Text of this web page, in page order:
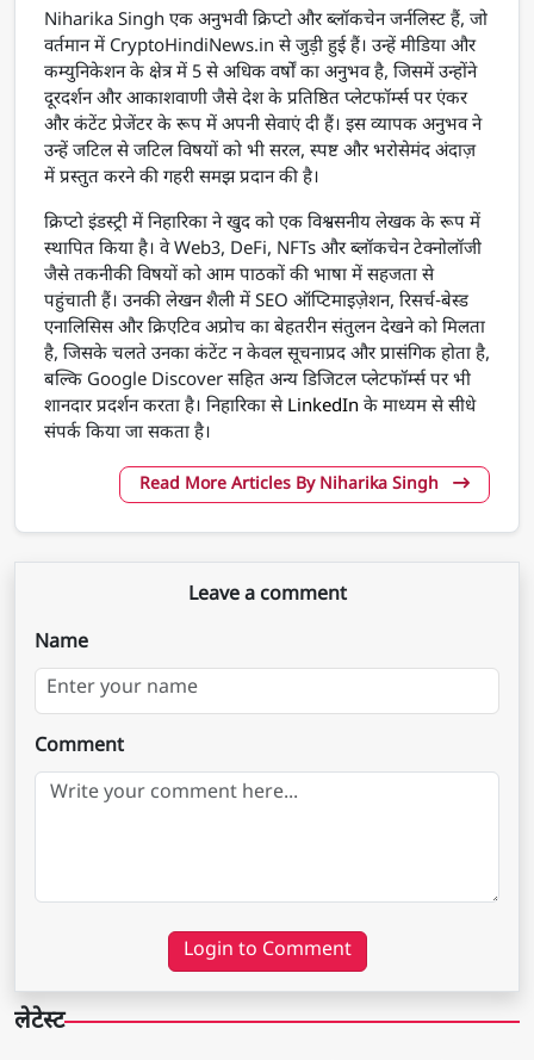
Niharika Singh एक अनुभवी क्रिप्टो और ब्लॉकचेन जर्नलिस्ट हैं, जो
वर्तमान में CryptoHindiNews.in से जुड़ी हुई हैं। उन्हें मीडिया और
कम्युनिकेशन के क्षेत्र में 5 से अधिक वर्षों का अनुभव है, जिसमें उन्होंने
दूरदर्शन और आकाशवाणी जैसे देश के प्रतिष्ठित प्लेटफॉर्म्स पर एंकर
और कंटेंट प्रेजेंटर के रूप में अपनी सेवाएं दी हैं। इस व्यापक अनुभव ने
उन्हें जटिल से जटिल विषयों को भी सरल, स्पष्ट और भरोसेमंद अंदाज़
में प्रस्तुत करने की गहरी समझ प्रदान की है।
क्रिप्टो इंडस्ट्री में निहारिका ने खुद को एक विश्वसनीय लेखक के रूप में
स्थापित किया है। वे Web3, DeFi, NFTs और ब्लॉकचेन टेक्नोलॉजी
जैसे तकनीकी विषयों को आम पाठकों की भाषा में सहजता से
पहुंचाती हैं। उनकी लेखन शैली में SEO ऑप्टिमाइज़ेशन, रिसर्च-बेस्ड
एनालिसिस और क्रिएटिव अप्रोच का बेहतरीन संतुलन देखने को मिलता
है, जिसके चलते उनका कंटेंट न केवल सूचनाप्रद और प्रासंगिक होता है,
बल्कि Google Discover सहित अन्य डिजिटल प्लेटफॉर्म्स पर भी
शानदार प्रदर्शन करता है। निहारिका से LinkedIn के माध्यम से सीधे
संपर्क किया जा सकता है।
Read More Articles By Niharika Singh
Leave a comment
Name
Comment
Login to Comment
लेटेस्ट